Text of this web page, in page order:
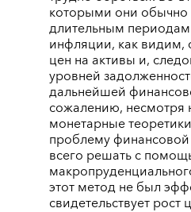
которыми они обычно
длительным
инфляции, как видим,
цен на активы и,
уровней
дальнейшей
сожалению, несмотря
монетарные
проблему
всего решать с
этот метод не был
свидетельствует рост